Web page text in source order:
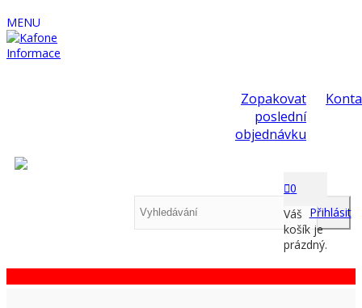
MENU
Informace
Zopakovat
poslední
objednávku
0
Váš
košík je
prázdný.
Přihlásit